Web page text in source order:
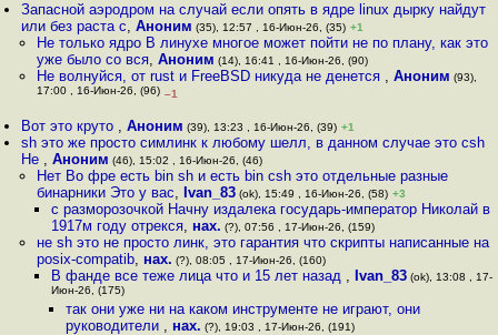
Запасной аэродром на случай если опять в ядре linux дырку найдут
или без раста с,Аноним (35), 12:57 , 16-Июн-26, (35) +1
Не только ядро В линухе многое может пойти не по плану, как это
уже было со вся, Аноним (14), 16:41 , 16-Июн-26, (90)
Не волнуйся, от rust и FreeBSD никуда не денется , Аноним (93),
17:00 , 16-Июн-26, (96) –1
Вот это круто ,Аноним (39), 13:23 , 16-Июн-26, (39) +1
sh это же просто симлинк к любому шелл, в данном случае это csh
Не ,Аноним (46), 15:02 , 16-Июн-26, (46)
Нет Во фре есть bin sh и есть bin csh это отдельные разные
бинарники Это у вас, Ivan_83(ok), 15:49 , 16-Июн-26, (58) +3
с разморозочкой Начну издалека государь-император Николай в
1917м году отрекся, нах. (?), 07:56 , 17-Июн-26, (159)
не sh это не просто линк, это гарантия что скрипты написанные на
posix-compatib, нах. (?), 08:05 , 17-Июн-26, (160)
В фанде все теже лица что и 15 лет назад , Ivan_83(ok), 13:08 , 17-
Июн-26, (175)
так они уже ни на каком инструменте не играют, они
руководители , нах. (?), 19:03 , 17-Июн-26, (191)